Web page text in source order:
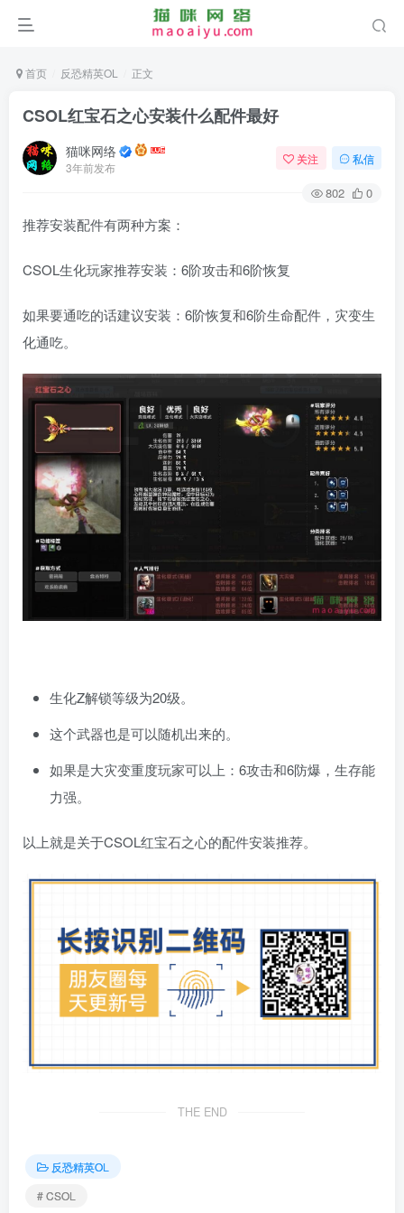
首页 反恐精英OL 正文
CSOL红宝石之心安装什么配件最好
猫咪网络
3年前发布
关注 私信
802 0
推荐安装配件有两种方案：
CSOL生化玩家推荐安装：6阶攻击和6阶恢复
如果要通吃的话建议安装：6阶恢复和6阶生命配件，灾变生
化通吃。
生化Z解锁等级为20级。
这个武器也是可以随机出来的。
如果是大灾变重度玩家可以上：6攻击和6防爆，生存能
力强。
以上就是关于CSOL红宝石之心的配件安装推荐。
THE END
反恐精英OL
# CSOL